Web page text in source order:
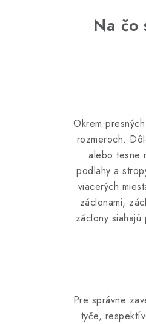
Na čo
Okrem
rozmeroch.
alebo tesne
podlahy a
viacerých
záclonami,
záclony
Pre správne
tyče,